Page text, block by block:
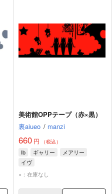
美術館OPPテープ（赤×黒）
裏aiueo / manzi
660円 （税込）
Ib ギャリー
メアリー
イヴ
×：在庫なし